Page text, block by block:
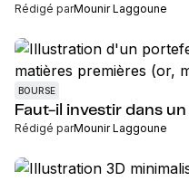
Rédigé parMounir Laggoune
BOURSE
Faut-il investir dans
Rédigé parMounir Laggoune